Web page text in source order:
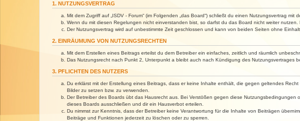
1. NUTZUNGSVERTRAG
Mit dem Zugriff auf „ISDV - Forum“ (im Folgenden „das Board“) schließt du einen Nutzungsvertrag
Wenn du mit diesen Regelungen nicht einverstanden bist, so darfst du das Board nicht weiter
Der Nutzungsvertrag wird auf unbestimmte Zeit geschlossen und kann von beiden Seiten ohne
2. EINRÄUMUNG VON NUTZUNGSRECHTEN
Mit dem Erstellen eines Beitrags erteilst du dem Betreiber ein einfaches, zeitlich und räumlich
Das Nutzungsrecht nach Punkt 2, Unterpunkt a bleibt auch nach Kündigung des Nutzungsvertrages
3. PFLICHTEN DES NUTZERS
Du erklärst mit der Erstellung eines Beitrags, dass er keine Inhalte enthält, die gegen geltendes
Bilder zu setzen bzw. zu verwenden.
Der Betreiber des Boards übt das Hausrecht aus. Bei Verstößen gegen diese
dieses Boards ausschließen und dir ein Hausverbot erteilen.
Du nimmst zur Kenntnis, dass der Betreiber keine Verantwortung für die Inhalte von Beiträgen
Beiträge und Funktionen jederzeit zu löschen oder zu sperren.